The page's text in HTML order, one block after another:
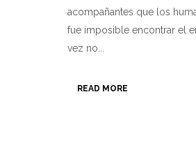
acompañantes que los
fue imposible encontrar el
vez no...
READ MORE